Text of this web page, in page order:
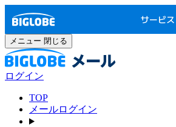
サービス
メニュー 閉じる
ログイン
TOP
メールログイン